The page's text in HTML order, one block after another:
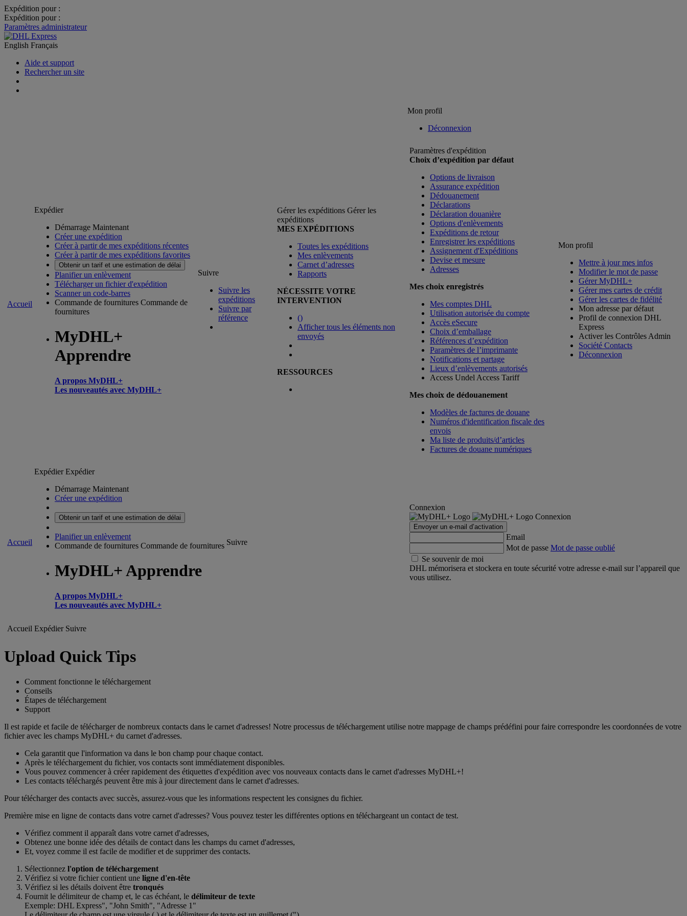
Expédition pour :
Expédition pour :
Paramètres administrateur
English Français
Aide et support
Rechercher un site
Mon profil
Déconnexion
Accueil
Expédier
Démarrage Maintenant
Créer une expédition
Créer à partir de mes expéditions récentes
Créer à partir de mes expéditions favorites
Obtenir un tarif et une estimation de délai
Planifier un enlèvement
Télécharger un fichier d'expédition
Scanner un code-barres
Commande de fournitures Commande de
fournitures
MyDHL+
Apprendre
A propos MyDHL+
Les nouveautés avec MyDHL+
Suivre
Suivre les
expéditions
Suivre par
référence
Gérer les expéditions Gérer les
expéditions
MES EXPÉDITIONS
Toutes les expéditions
Mes enlèvements
Carnet d’adresses
Rapports
NÉCESSITE VOTRE
INTERVENTION
()
Afficher tous les éléments non
envoyés
RESSOURCES
Paramètres d'expédition
Choix d’expédition par défaut
Options de livraison
Assurance expédition
Dédouanement
Déclarations
Déclaration douanière
Options d'enlèvements
Expéditions de retour
Enregistrer les expéditions
Assignement d'Expéditions
Devise et mesure
Adresses
Mes choix enregistrés
Mes comptes DHL
Utilisation autorisée du compte
Accès eSecure
Choix d’emballage
Références d’expédition
Paramètres de l’imprimante
Notifications et partage
Lieux d’enlèvements autorisés
Access Undel Access Tariff
Mes choix de dédouanement
Modèles de factures de douane
Numéros d'identification fiscale des
envois
Ma liste de produits/d’articles
Factures de douane numériques
Mon profil
Mettre à jour mes infos
Modifier le mot de passe
Gérer MyDHL+
Gérer mes cartes de crédit
Gérer les cartes de fidélité
Mon adresse par défaut
Profil de connexion DHL
Express
Activer les Contrôles Admin
Société Contacts
Déconnexion
Accueil
ExpédierExpédier
Démarrage Maintenant
Créer une expédition
Obtenir un tarif et une estimation de délai
Planifier un enlèvement
Commande de fournitures Commande de fournitures
MyDHL+ Apprendre
A propos MyDHL+
Les nouveautés avec MyDHL+
Suivre
Connexion
Connexion
Envoyer un e-mail d’activation
Email
Mot de passe Mot de passe oublié
Se souvenir de moi
DHL mémorisera et stockera en toute sécurité votre adresse e-mail sur l’appareil que
vous utilisez.
Accueil Expédier Suivre
Upload Quick Tips
Comment fonctionne le téléchargement
Conseils
Étapes de téléchargement
Support
Il est rapide et facile de télécharger de nombreux contacts dans le carnet d'adresses! Notre processus de téléchargement utilise notre mappage de champs prédéfini pour faire correspondre les coordonnées de votre
fichier avec les champs MyDHL+ du carnet d'adresses.
Cela garantit que l'information va dans le bon champ pour chaque contact.
Après le téléchargement du fichier, vos contacts sont immédiatement disponibles.
Vous pouvez commencer à créer rapidement des étiquettes d'expédition avec vos nouveaux contacts dans le carnet d'adresses MyDHL+!
Les contacts téléchargés peuvent être mis à jour directement dans le carnet d'adresses.
Pour télécharger des contacts avec succès, assurez-vous que les informations respectent les consignes du fichier.
Première mise en ligne de contacts dans votre carnet d'adresses? Vous pouvez tester les différentes options en téléchargeant un contact de test.
Vérifiez comment il apparaît dans votre carnet d'adresses,
Obtenez une bonne idée des détails de contact dans les champs du carnet d'adresses,
Et, voyez comme il est facile de modifier et de supprimer des contacts.
Sélectionnez l'option de téléchargement
Vérifiez si votre fichier contient une ligne d'en-tête
Vérifiez si les détails doivent être tronqués
Fournit le délimiteur de champ et, le cas échéant, le délimiteur de texte
Exemple: DHL Express", "John Smith", "Adresse 1"